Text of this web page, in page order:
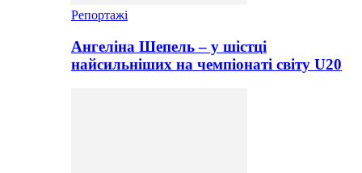
Репортажі
Ангеліна Шепель – у шістці
найсильніших на чемпіонаті світу U20